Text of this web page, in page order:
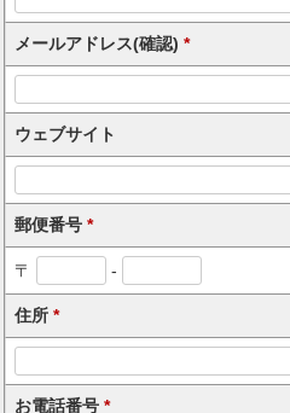
メールアドレス(確認) *
ウェブサイト
郵便番号 *
〒 -
住所 *
お電話番号 *